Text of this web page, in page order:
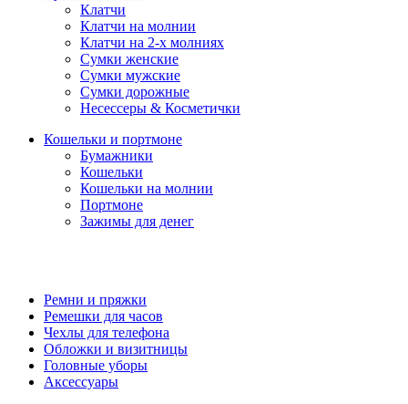
Клатчи
Клатчи на молнии
Клатчи на 2-х молниях
Сумки женские
Сумки мужские
Сумки дорожные
Несессеры & Косметички
Кошельки и портмоне
Бумажники
Кошельки
Кошельки на молнии
Портмоне
Зажимы для денег
Ремни и пряжки
Ремешки для часов
Чехлы для телефона
Обложки и визитницы
Головные уборы
Аксессуары